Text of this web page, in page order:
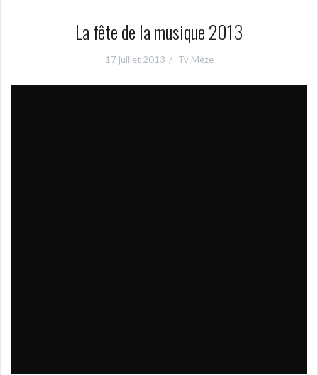
La fête de la musique 2013
17 juillet 2013 Tv Mèze